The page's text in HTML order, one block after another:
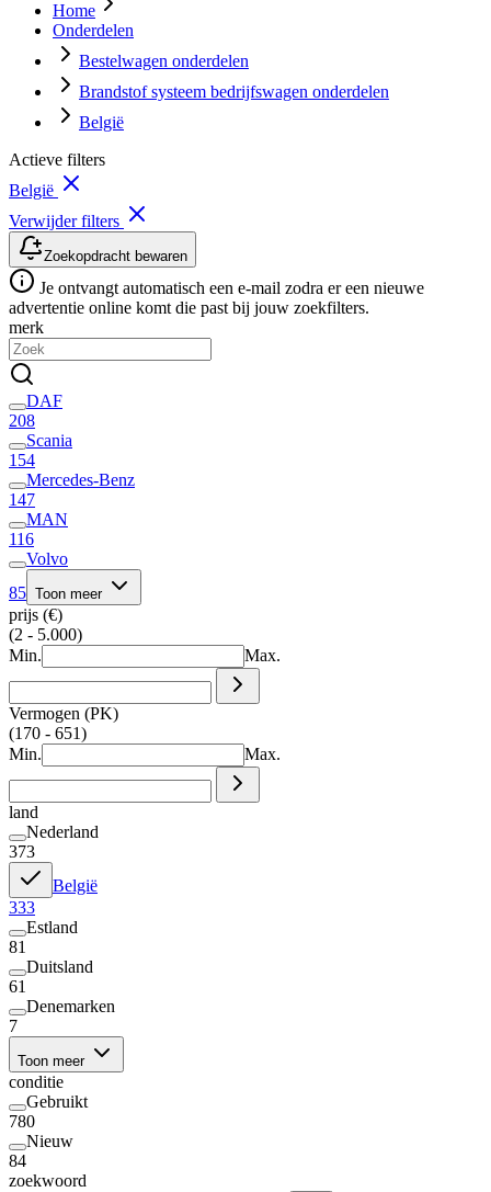
Home
Onderdelen
Bestelwagen onderdelen
Brandstof systeem bedrijfswagen onderdelen
België
Actieve filters
België
Verwijder filters
Zoekopdracht bewaren
Je ontvangt automatisch een e-mail zodra er een nieuwe
advertentie online komt die past bij jouw zoekfilters.
merk
DAF
208
Scania
154
Mercedes-Benz
147
MAN
116
Volvo
85 Toon meer
prijs (€)
(2 - 5.000)
Min.
Max.
Vermogen (PK)
(170 - 651)
Min.
Max.
land
Nederland
373
België
333
Estland
81
Duitsland
61
Denemarken
7
Toon meer
conditie
Gebruikt
780
Nieuw
84
zoekwoord